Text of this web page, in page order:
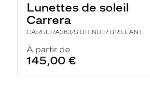
Lunettes de soleil
Carrera
CARRERA363/S OIT NOIR BRILLANT
À partir de
145,00 €